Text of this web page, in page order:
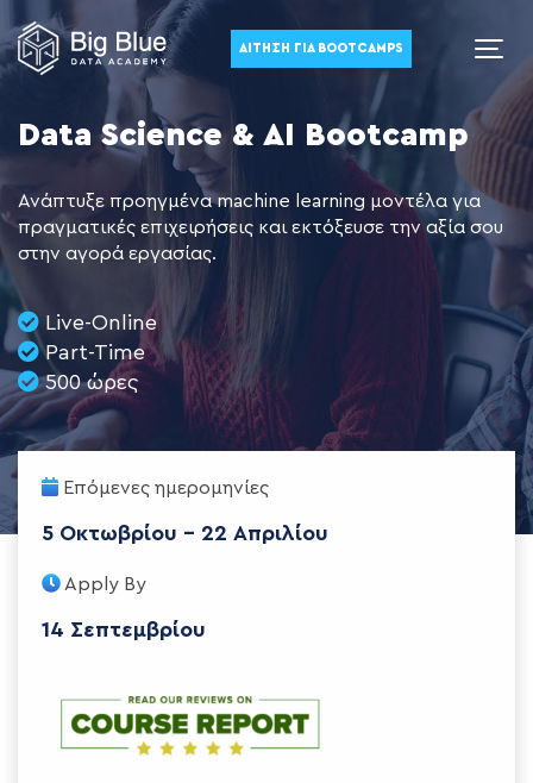
ΑΊΤΗΣΗ ΓΙΑ BOOTCAMPS
Data Science & AI Bootcamp
Ανάπτυξε προηγμένα machine learning μοντέλα για
πραγματικές επιχειρήσεις και εκτόξευσε την αξία σου
στην αγορά εργασίας.
Live-Online
Part-Time
500 ώρες
Επόμενες ημερομηνίες
5 Οκτωβρίου - 22 Απριλίου
Apply By
14 Σεπτεμβρίου